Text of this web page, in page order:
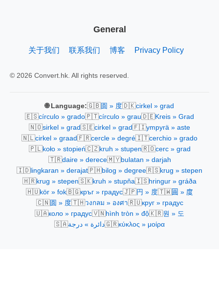
General
关于我们 联系我们 博客 Privacy Policy
© 2026 Convert.hk. All rights reserved.
🌐 Language:🇬🇧圆 » 度🇩🇰cirkel » grad
🇪🇸círculo » grado🇵🇹círculo » grau🇩🇪Kreis » Grad
🇳🇴sirkel » grad🇸🇪cirkel » grad🇫🇮ympyrä » aste
🇳🇱cirkel » graad🇫🇷cercle » degré🇮🇹cerchio » grado
🇵🇱koło » stopień🇨🇿kruh » stupen🇷🇴cerc » grad
🇹🇷daire » derece🇲🇾bulatan » darjah
🇮🇩lingkaran » derajat🇵🇭bilog » degree🇷🇸krug » stepen
🇭🇷krug » stepen🇸🇰kruh » stupňa🇮🇸hringur » gráða
🇭🇺kör » fok🇧🇬кръг » градус🇯🇵円 » 度🇹🇼圓 » 度
🇨🇳圆 » 度🇹🇭วงกลม » องศา🇷🇺круг » градус
🇺🇦коло » градус🇻🇳hình tròn » độ🇰🇷원 » 도
🇸🇦دائرة » درجة🇬🇷κύκλος » μοίρα